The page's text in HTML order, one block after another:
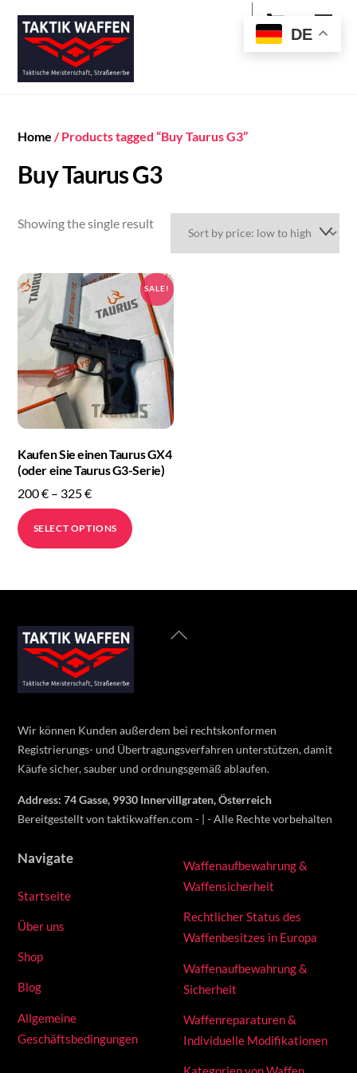
content
Cart
Home / Products tagged “Buy Taurus G3”
Buy Taurus G3
Showing the single result
SALE!
Kaufen Sie einen Taurus GX4
(oder eine Taurus G3-Serie)
200€ – 325€Price
range:
200 €
SELECT OPTIONS
options
on
the
product
Back
Wir können Kunden außerdem bei rechtskonformen
Registrierungs- und Übertragungsverfahren unterstützen, damit
Käufe sicher, sauber und ordnungsgemäß ablaufen.
Address: 74 Gasse, 9930 Innervillgraten, Österreich
Bereitgestellt von taktikwaffen.com - | - Alle Rechte vorbehalten
Navigate
Startseite
Über uns
Shop
Blog
Allgemeine
Geschäftsbedingungen
Waffenaufbewahrung &
Waffensicherheit
Rechtlicher Status des
Waffenbesitzes in Europa
Waffenaufbewahrung &
Sicherheit
Waffenreparaturen &
Individuelle Modifikationen
DE